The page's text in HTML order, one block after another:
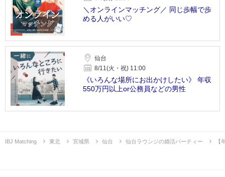
＼オンラインマッチング／ 同じ歩幅で歩
める人がいい♡
仙台
8/11(火・祝) 11:00
《いろんな場所にお出かけしたい》 年収
550万円以上or公務員などの男性
IBJ Matching 東北 宮城県 仙台 仙台ラウンジの婚活パーティー 【